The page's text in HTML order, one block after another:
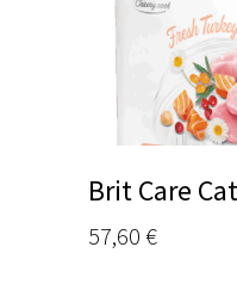
Brit Care
57,60 €